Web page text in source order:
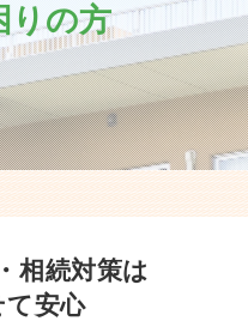
りの方
相続対策は
て安心